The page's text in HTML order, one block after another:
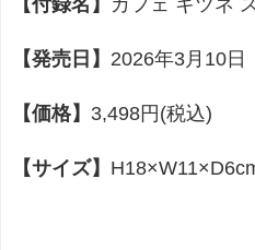
【付録名】 カフェ キツネ
【発売日】 2026年3月10日
【価格】 3,498円(税込)
【サイズ】